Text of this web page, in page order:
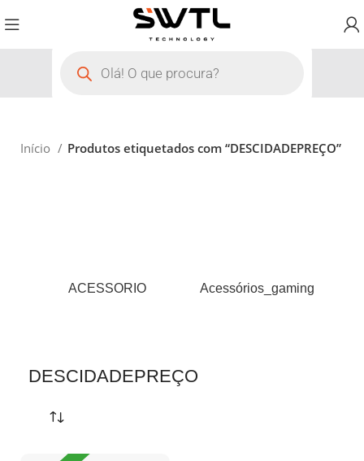
Início Produtos etiquetados com “DESCIDADEPREÇO”
ACESSORIO Acessórios_gaming
DESCIDADEPREÇO